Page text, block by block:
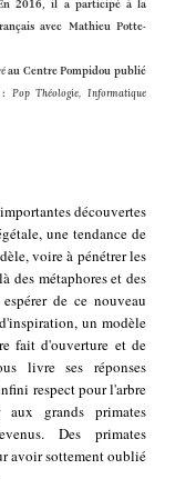
2016, il a participé à la
avec Mathieu Potte-
au Centre Pompidou publié
: Pop Théologie, Informatique
découvertes
une tendance de
voire à pénétrer les
des métaphores et des
de ce nouveau
un modèle
fait d'ouverture et de
livre ses réponses
respect pour l'arbre
grands primates
Des primates
avoir sottement oublié